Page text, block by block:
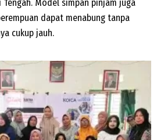
Tengah. Model simpan pinjam juga
dapat menabung tanpa
cukup jauh.